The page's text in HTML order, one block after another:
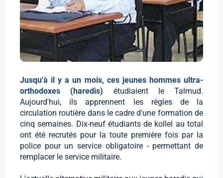
Jusqu'à il y a un mois, ces jeunes hommes ultra-
orthodoxes (haredis) étudiaient le Talmud.
Aujourd'hui, ils apprennent les règles de la
circulation routière dans le cadre d'une formation de
cinq semaines. Dix-neuf étudiants de kollel au total
ont été recrutés pour la toute première fois par la
police pour un service obligatoire - permettant de
remplacer le service militaire.